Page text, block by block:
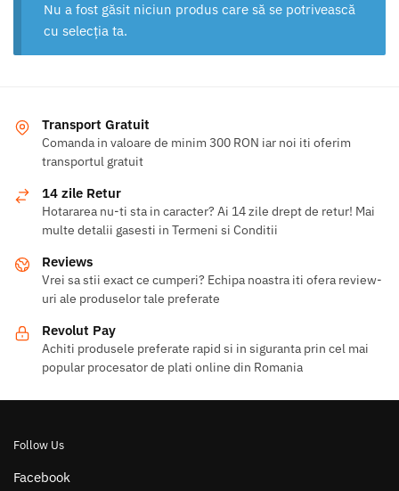
Nu a fost găsit niciun produs care să se potrivească
cu selecția ta.
Transport Gratuit
Comanda in valoare de minim 300 RON iar noi iti oferim
transportul gratuit
14 zile Retur
Hotararea nu-ti sta in caracter? Ai 14 zile drept de retur! Mai
multe detalii gasesti in Termeni si Conditii
Reviews
Vrei sa stii exact ce cumperi? Echipa noastra iti ofera review-
uri ale produselor tale preferate
Revolut Pay
Achiti produsele preferate rapid si in siguranta prin cel mai
popular procesator de plati online din Romania
Follow Us
Facebook